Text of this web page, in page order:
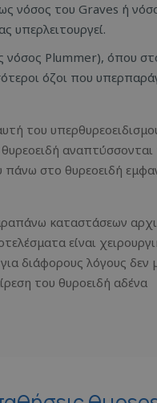
νόσος του Graves ή
υπερλειτουργεί.
νόσος Plummer), όπου
όζοι που
του
αναπτύσσονται
στο θυρεοειδή
καταστάσεων
είναι
διάφορους λόγους δεν
του θυροειδή αδένα